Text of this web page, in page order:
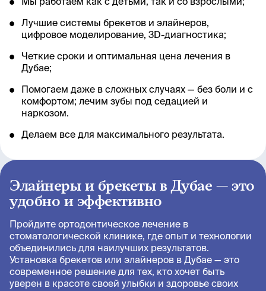
Мы работаем как с детьми, так и со взрослыми;
Лучшие системы брекетов и элайнеров,
цифровое моделирование, 3D-диагностика;
Четкие сроки и оптимальная цена лечения в
Дубае;
Помогаем даже в сложных случаях — без боли и с
комфортом; лечим зубы под седацией и
наркозом.
Делаем все для максимального результата.
Элайнеры и брекеты в Дубае — это
удобно и эффективно
Пройдите ортодонтическое лечение в
стоматологической клинике, где опыт и технологии
объединились для наилучших результатов.
Установка брекетов или элайнеров в Дубае — это
современное решение для тех, кто хочет быть
уверен в красоте своей улыбки и здоровье своих